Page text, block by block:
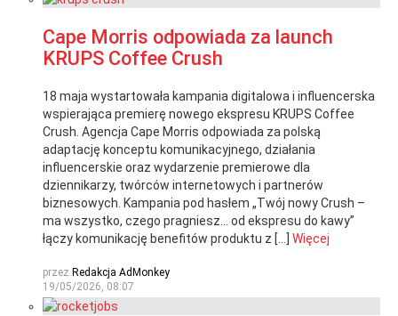
Cape Morris odpowiada za launch
KRUPS Coffee Crush
18 maja wystartowała kampania digitalowa i influencerska
wspierająca premierę nowego ekspresu KRUPS Coffee
Crush. Agencja Cape Morris odpowiada za polską
adaptację konceptu komunikacyjnego, działania
influencerskie oraz wydarzenie premierowe dla
dziennikarzy, twórców internetowych i partnerów
biznesowych. Kampania pod hasłem „Twój nowy Crush –
ma wszystko, czego pragniesz… od ekspresu do kawy”
łączy komunikację benefitów produktu z […] Więcej
przez Redakcja AdMonkey
19/05/2026, 08:07